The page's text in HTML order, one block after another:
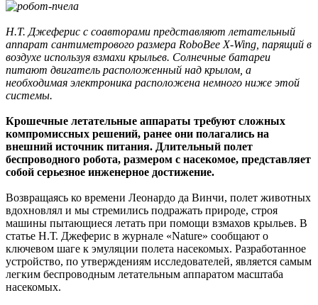
Н.Т. Джеферис с соавторами представляют летательный
аппарат сантиметрового размера RoboBee X-Wing, парящий в
воздухе используя взмахи крыльев. Солнечные батареи
питают двигатель расположенный над крылом, а
необходимая электроника расположена немного ниже этой
системы.
Крошечные летательные аппараты требуют сложных
компромиссных решений, ранее они полагались на
внешний источник питания. Длительный полет
беспроводного робота, размером с насекомое, представляет
собой серьезное инженерное достижение.
Возвращаясь ко времени Леонардо да Винчи, полет животных
вдохновлял и мы стремились подражать природе, строя
машины пытающиеся летать при помощи взмахов крыльев. В
статье Н.Т. Джеферис в журнале «Nature» сообщают о
ключевом шаге к эмуляции полета насекомых. Разработанное
устройство, по утверждениям исследователей, является самым
легким беспроводным летательным аппаратом масштаба
насекомых.